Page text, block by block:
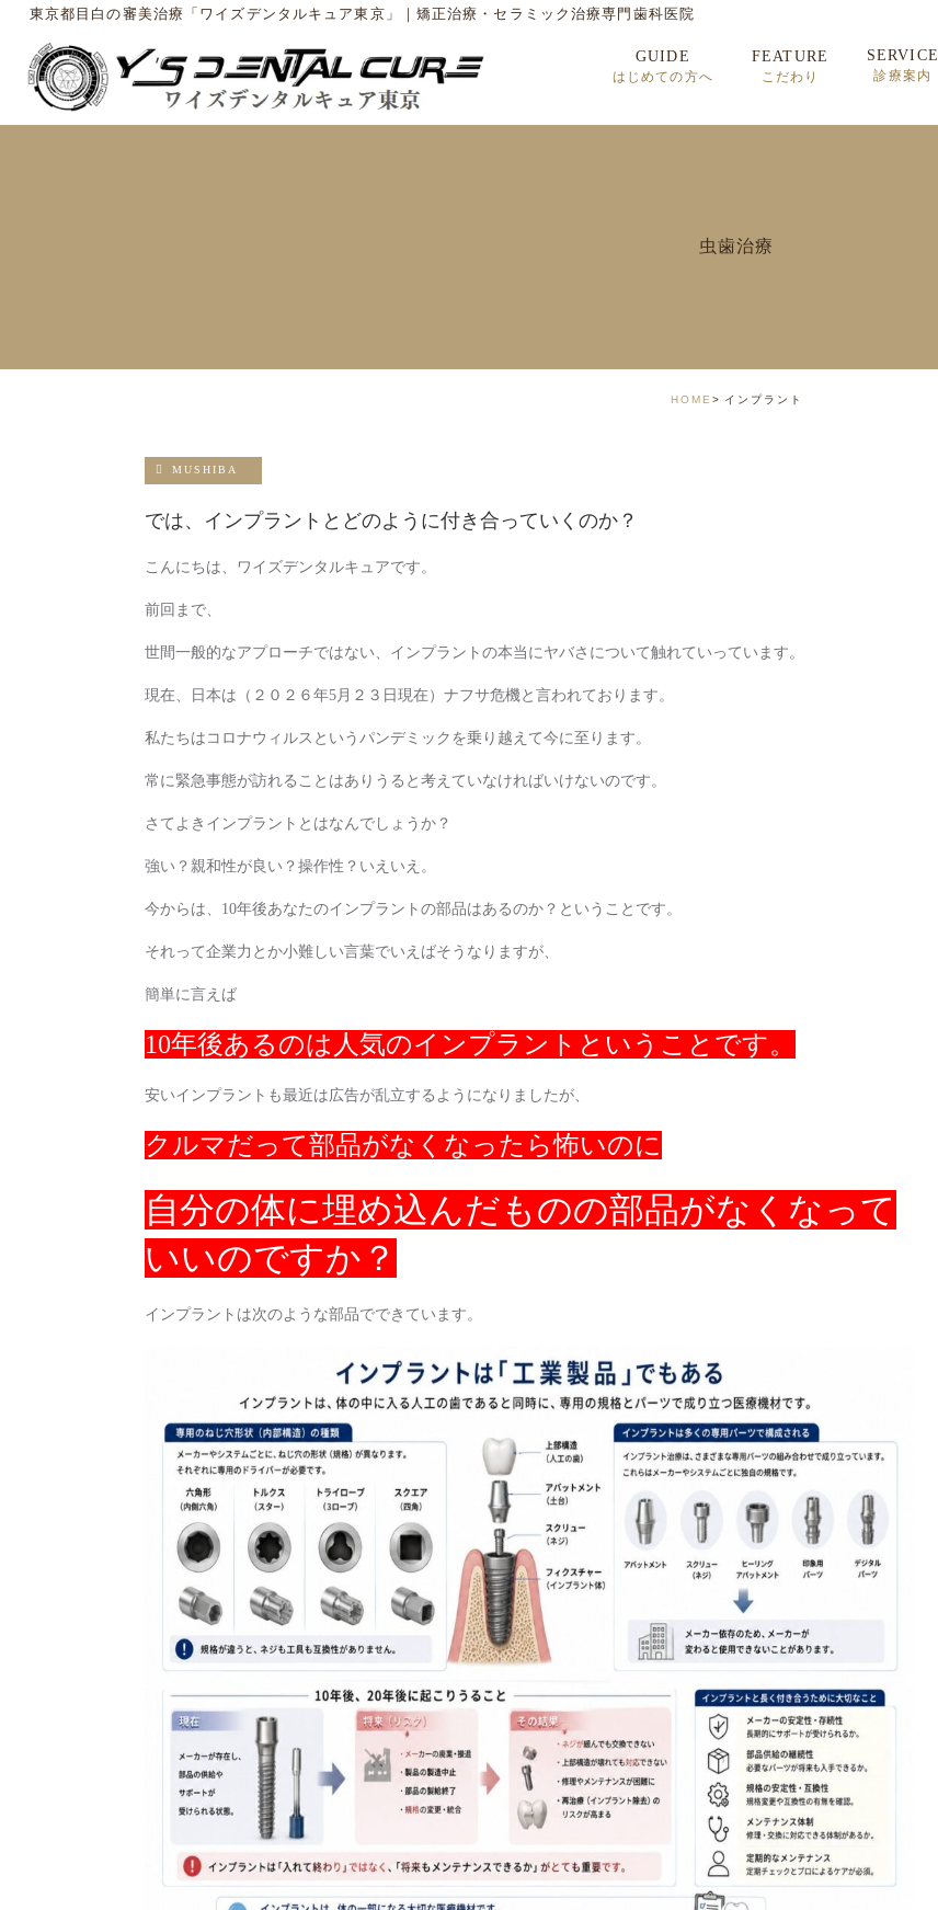
東京都目白の審美治療「ワイズデンタルキュア東京」｜矯正治療・セラミック治療専門歯科医院
GUIDE
はじめての方へ
FEATURE
こだわり
SERVICE
診療案内
虫歯治療
HOME インプラント
MUSHIBA
では、インプラントとどのように付き合っていくのか？
こんにちは、ワイズデンタルキュアです。
前回まで、
世間一般的なアプローチではない、インプラントの本当にヤバさについて触れていっています。
現在、日本は（２０２６年5月２３日現在）ナフサ危機と言われております。
私たちはコロナウィルスというパンデミックを乗り越えて今に至ります。
常に緊急事態が訪れることはありうると考えていなければいけないのです。
さてよきインプラントとはなんでしょうか？
強い？親和性が良い？操作性？いえいえ。
今からは、10年後あなたのインプラントの部品はあるのか？ということです。
それって企業力とか小難しい言葉でいえばそうなりますが、
簡単に言えば
10年後あるのは人気のインプラントということです。
安いインプラントも最近は広告が乱立するようになりましたが、
クルマだって部品がなくなったら怖いのに
自分の体に埋め込んだものの部品がなくなって
いいのですか？
インプラントは次のような部品でできています。